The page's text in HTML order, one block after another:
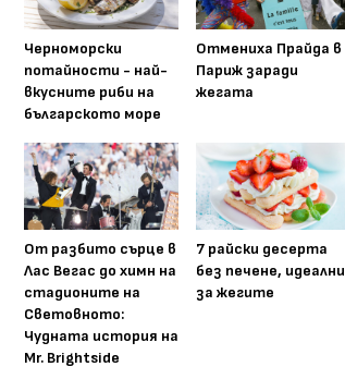
Черноморски
потайности - най-
вкусните риби на
българското море
Отмениха Прайда в
Париж заради
жегата
От разбито сърце в
Лас Вегас до химн на
стадионите на
Световното:
Чудната история на
Mr. Brightside
7 райски десерта
без печене, идеални
за жегите